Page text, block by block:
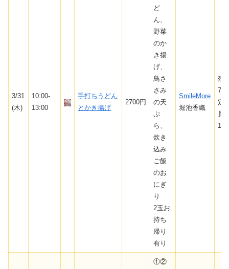
3/31
(木)
10:00-
13:00
手打ちうどん
とかき揚げ
2700円
ど
ん、
野菜
のか
き揚
げ、
鳥さ
さみ
の天
ぷ
ら、
炊き
込み
ご飯
のお
にぎ
り
2玉お
持ち
帰り
有り
SmileMore
堀池香織
残
7/
定
員
10
①②